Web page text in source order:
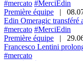
#mercato #MerciEdin
Première équipe
|
Edin Omeragic transféré
#mercato #MerciEdin
Première équipe
|
Francesco Lentini
#mercato